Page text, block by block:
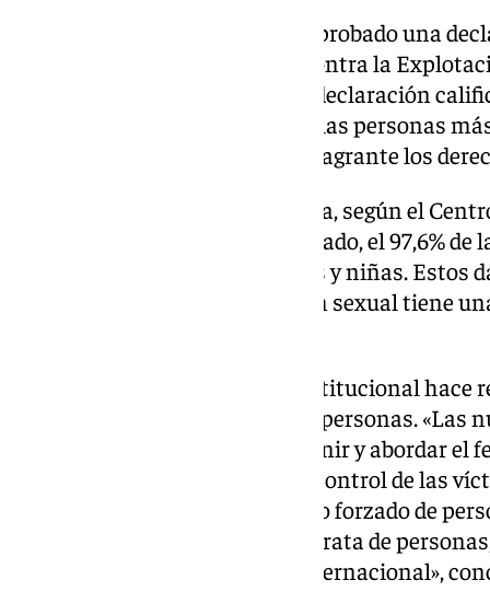
Por otra parte, el Gobierno ha aprobado una
motivo del Día Internacional contra la
Mujeres, Niñas y Niños. Así, la declaración
moderna» y añade que utiliza a las personas
mercancía, violando de forma flagrante los
El texto recuerda que, en España, según el
Terrorismo y el Crimen Organizado, el 97,6%
explotación sexual son mujeres y niñas. Estos
la trata con fines de explotación sexual tiene
Por otro lado, la declaración institucional hace
tecnología digital en la trata de personas.
medios innovadores para prevenir y abordar el
también para la captación y el control de las
migratorias y el desplazamiento forzado de
son un caldo de cultivo para la trata de
compromiso y coordinación internacional»,